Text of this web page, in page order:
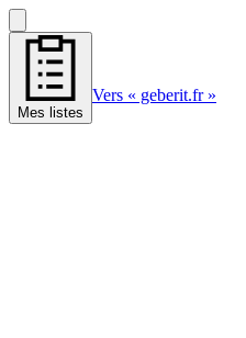
Mes listes
Vers « geberit.fr »